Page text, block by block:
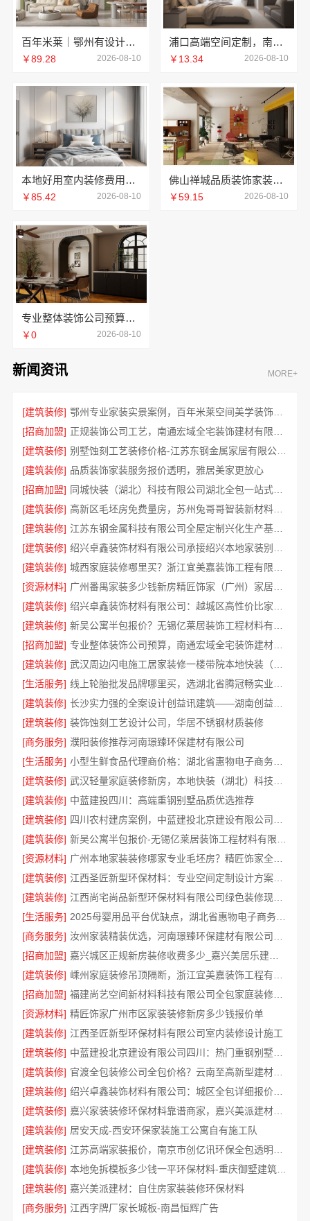
百年米莱｜鄂州有设计感装修公司实景案例
￥89.28 2026-08-10
浦口高端空间定制，南京市创亿讯环保整装首选
￥13.34 2026-08-10
本地好用室内装修费用预算-江西圣匠新型环保材料有限公司透明报价
￥85.42 2026-08-10
佛山禅城品质装饰家装施工——雅居美家
￥59.15 2026-08-10
专业整体装饰公司预算南通宏域全宅装饰建材有限公司
￥0 2026-08-10
新闻资讯 MORE+
[建筑装修]
鄂州专业家装实景案例，百年米莱空间美学装饰材料有限公司
[招商加盟]
[建筑装修]
别墅蚀刻工艺装修价格-江苏东钢金属家居有限公司专业施工透明定价
[建筑装修] 品质装饰家装服务报价透明，雅居美家更放心
[招商加盟]
同城快装（湖北）科技有限公司湖北全包一站式装修日式原木风快速
[建筑装修]
高新区毛坯房免费量房，苏州兔哥哥智装新材料有限公司专业服务
[建筑装修]
江苏东钢金属科技有限公司全屋定制兴化生产基地探访
[建筑装修]
[建筑装修]
[资源材料]
[建筑装修]
[建筑装修]
[招商加盟]
专业整体装饰公司预算，南通宏域全宅装饰建材有限公司透明透明
[建筑装修]
[生活服务]
[建筑装修]
[建筑装修] 装饰蚀刻工艺设计公司，华居不锈钢材质装修
[商务服务] 濮阳装修推荐河南璟臻环保建材有限公司
[生活服务]
小型生鲜食品代理商价格：湖北省惠物电子商务有限公司详解
[建筑装修]
[建筑装修] 中蓝建投四川：高端重钢别墅品质优选推荐
[建筑装修]
[建筑装修]
[资源材料]
广州本地家装装修哪家专业毛坯房？精匠饰家全铝家居
[建筑装修]
江西圣匠新型环保材料：专业空间定制设计方案厂家
[建筑装修]
江西尚宅尚品新型环保材料有限公司绿色装修现代风格靠谱吗
[生活服务]
2025母婴用品平台优缺点，湖北省惠物电子商务有限公司正品严控更安心
[商务服务]
[招商加盟]
嘉兴城区正规新房装修收费多少_嘉兴美居乐建材科技有限公司
[建筑装修]
[招商加盟]
福建尚艺空间新材料科技有限公司全包家庭装修口碑报价明细
[资源材料] 精匠饰家广州市区家装装修新房多少钱报价单
[建筑装修] 江西圣匠新型环保材料有限公司室内装修设计施工
[建筑装修]
中蓝建投北京建设有限公司四川：热门重钢别墅价格
[建筑装修]
官渡全包装修公司全包价格？云南至高新型建材有限公司
[建筑装修]
绍兴卓鑫装饰材料有限公司：城区全包详细报价透明无增项
[建筑装修]
嘉兴家装装修环保材料靠谱商家，嘉兴美派建材科技有限公司
[建筑装修] 居安天成-西安环保家装施工公寓自有施工队
[建筑装修]
[建筑装修]
本地免拆模板多少钱一平环保材料-重庆御墅建筑材料有限公司
[建筑装修] 嘉兴美派建材：自住房家装装修环保材料
[商务服务] 江西字牌厂家长城板-南昌恒辉广告